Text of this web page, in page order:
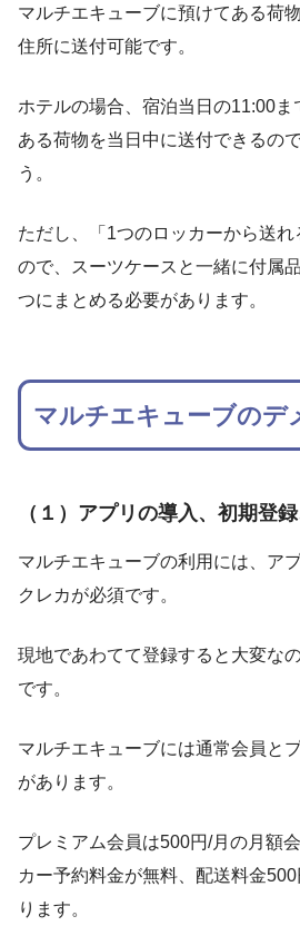
マルチエキューブに預けてある荷
住所に送付可能です。
ホテルの場合、宿泊当日の11:00ま
ある荷物を当日中に送付できるの
う。
ただし、「1つのロッカーから送
ので、スーツケースと一緒に付属
つにまとめる必要があります。
マルチエキューブのデ
（１）アプリの導入、初期登
マルチエキューブの利用には、ア
クレカが必須です。
現地であわてて登録すると大変な
です。
マルチエキューブには通常会員と
があります。
プレミアム会員は500円/月の月額
カー予約料金が無料、配送料金
ります。